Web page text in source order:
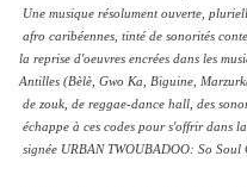
Une musique résolument ouverte,
afro caribéennes, tinté de sonorités
la reprise d'oeuvres encrées dans les
Antilles (Bèlè, Gwo Ka, Biguine,
de zouk, de reggae-dance hall, des
échappe à ces codes pour s'offrir dans
signée URBAN TWOUBADOO: So